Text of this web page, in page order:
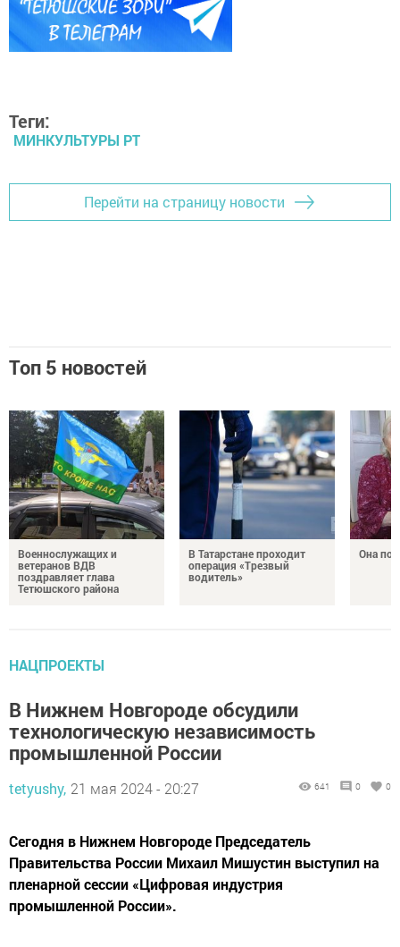
Теги:
МИНКУЛЬТУРЫ РТ
Перейти на страницу новости
Топ 5 новостей
Военнослужащих и
ветеранов ВДВ
поздравляет глава
Тетюшского района
В Татарстане проходит
операция «Трезвый
водитель»
Она
НАЦПРОЕКТЫ
В Нижнем Новгороде обсудили
технологическую независимость
промышленной России
tetyushy, 21 мая 2024 - 20:27 641 0 0
Сегодня в Нижнем Новгороде Председатель
Правительства России Михаил Мишустин выступил на
пленарной сессии «Цифровая индустрия
промышленной России».